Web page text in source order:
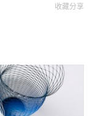
收藏分享